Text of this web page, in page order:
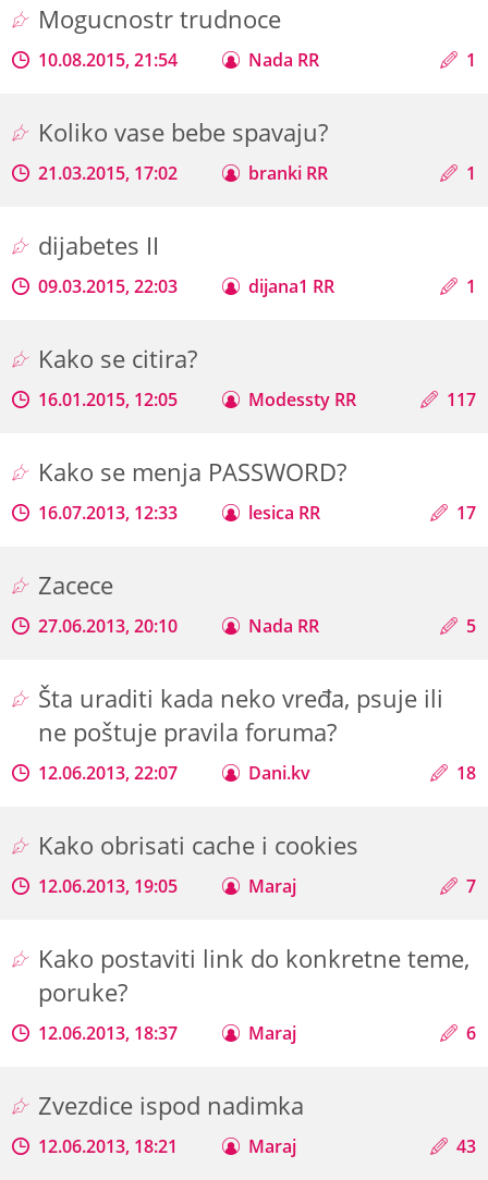
Mogucnostr trudnoce
10.08.2015, 21:54 Nada RR 1
Koliko vase bebe spavaju?
21.03.2015, 17:02 branki RR 1
dijabetes II
09.03.2015, 22:03 dijana1 RR 1
Kako se citira?
16.01.2015, 12:05 Modessty RR 117
Kako se menja PASSWORD?
16.07.2013, 12:33 lesica RR 17
Zacece
27.06.2013, 20:10 Nada RR 5
Šta uraditi kada neko vređa, psuje ili
ne poštuje pravila foruma?
12.06.2013, 22:07 Dani.kv 18
Kako obrisati cache i cookies
12.06.2013, 19:05 Maraj 7
Kako postaviti link do konkretne teme,
poruke?
12.06.2013, 18:37 Maraj 6
Zvezdice ispod nadimka
12.06.2013, 18:21 Maraj 43